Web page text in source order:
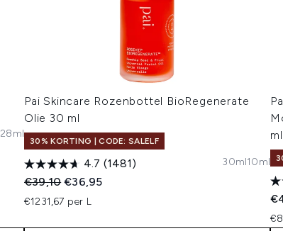
28ml
Pai Skincare Rozenbottel BioRegenerate
Olie 30 ml
30% KORTING | CODE: SALELF
4.7 (1481)
Recommended Retail Price:
€39,10Huidige prijs:
€36,95
€1231,67 per L
30ml10ml
ml